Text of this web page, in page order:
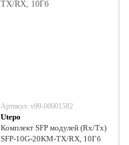
Артикул: v99-00001582
Utepo
Комплект SFP модулей (Rx/Tx)
SFP-10G-20KM-TX/RX, 10Гб